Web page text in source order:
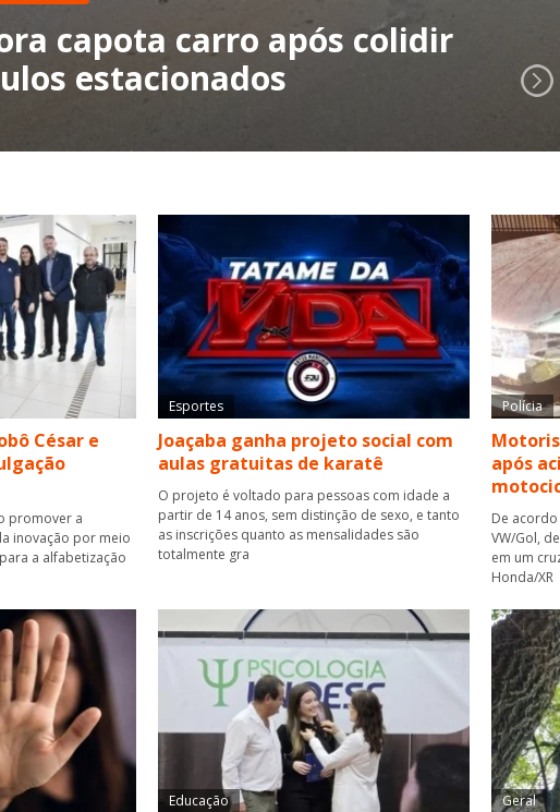
capota carro após colidir
estacionados
César e
promover a
inovação por meio
a alfabetização
Esportes
Joaçaba ganha projeto social com
aulas gratuitas de karatê
O projeto é voltado para pessoas com idade a
partir de 14 anos, sem distinção de sexo, e tanto
as inscrições quanto as mensalidades são
totalmente gra
Polícia
após
De
VW/Gol,
em um
Honda/XR
Educação Geral